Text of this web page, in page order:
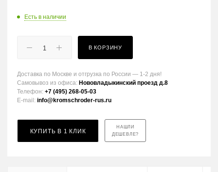
Есть в наличии
В КОРЗИНУ
Доставка по Москве и отгрузка по России — 1-2 дня!
Самовывоз из офиса: Нововладыкинский проезд д.8
Телефон: +7 (495) 268-05-03
E-mail: info@kromschroder-rus.ru
КУПИТЬ В 1 КЛИК
НАШЛИ
ДЕШЕВЛЕ?